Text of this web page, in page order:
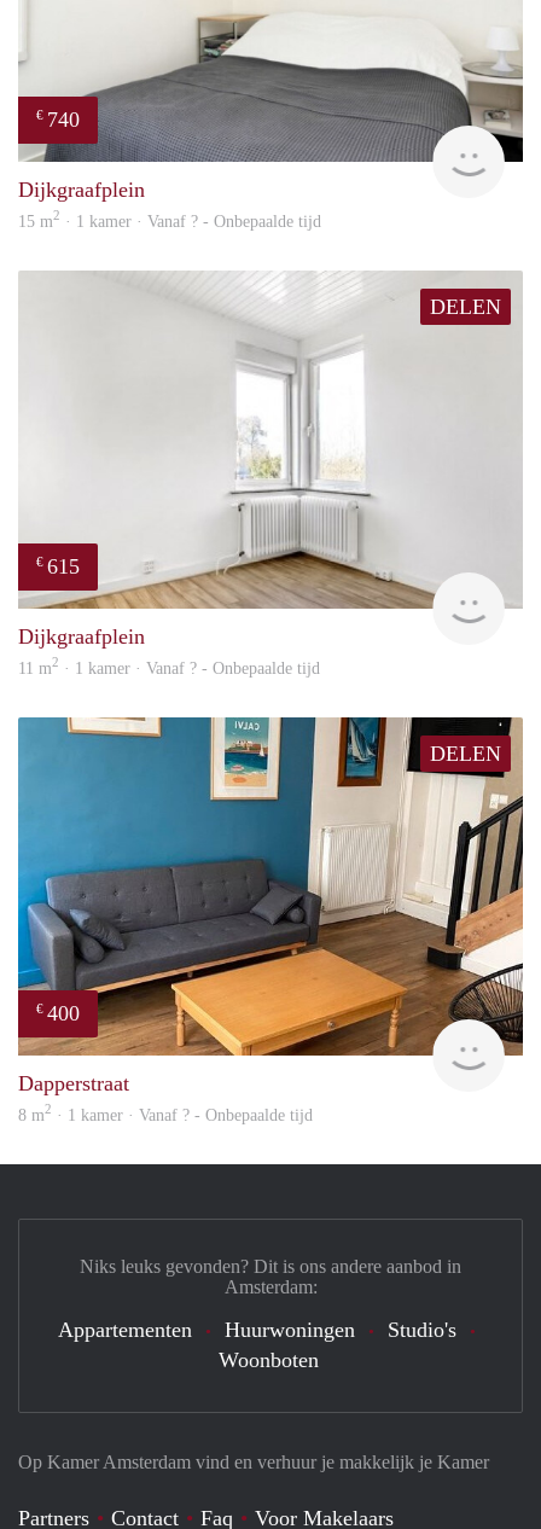
€ 740
Dijkgraafplein
15 m2 · 1 kamer · Vanaf ? - Onbepaalde tijd
DELEN
€ 615
Dijkgraafplein
11 m2 · 1 kamer · Vanaf ? - Onbepaalde tijd
DELEN
€ 400
Dapperstraat
8 m2 · 1 kamer · Vanaf ? - Onbepaalde tijd
Op Kamer Amsterdam vind en verhuur je makkelijk je Kamer
Partners Contact Faq Voor Makelaars
Niks leuks gevonden? Dit is ons andere aanbod in
Amsterdam:
Appartementen Huurwoningen
Studio's
Woonboten